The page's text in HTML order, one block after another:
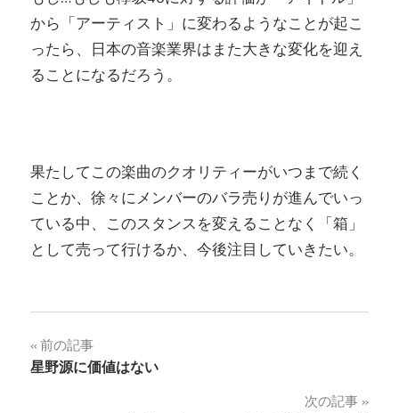
から「アーティスト」に変わるようなことが起こ
ったら、日本の音楽業界はまた大きな変化を迎え
ることになるだろう。
果たしてこの楽曲のクオリティーがいつまで続く
ことか、徐々にメンバーのバラ売りが進んでいっ
ている中、このスタンスを変えることなく「箱」
として売って行けるか、今後注目していきたい。
投
稿
前の記事
星野源に価値はない
次の記事